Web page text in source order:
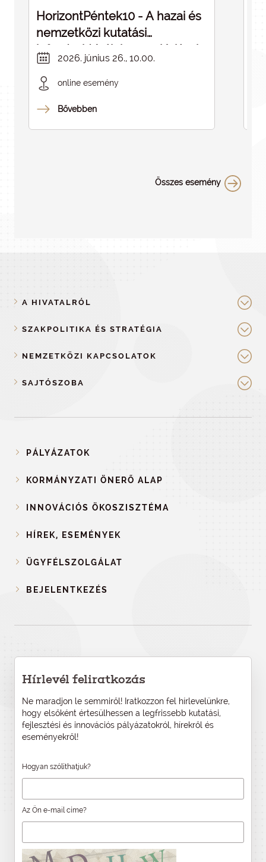
HorizontPéntek10 - A hazai és
nemzetközi kutatási
infrastruktúrák kapcsolódásai -
ELMARAD
2026. június 26., 10.00.
online esemény
Bővebben
Összes esemény
A HIVATALRÓL
SZAKPOLITIKA ÉS STRATÉGIA
NEMZETKÖZI KAPCSOLATOK
SAJTÓSZOBA
PÁLYÁZATOK
KORMÁNYZATI ÖNERŐ ALAP
INNOVÁCIÓS ÖKOSZISZTÉMA
HÍREK, ESEMÉNYEK
ÜGYFÉLSZOLGÁLAT
BEJELENTKEZÉS
Hírlevél feliratkozás
Ne maradjon le semmiről! Iratkozzon fel hírlevelünkre,
hogy elsőként értesülhessen a legfrissebb kutatási,
fejlesztési és innovációs pályázatokról, hírekről és
eseményekről!
Hogyan szólíthatjuk?
Az Ön e-mail címe?